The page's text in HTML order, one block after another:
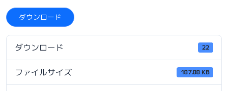
ダウンロード
ダウンロード 22
ファイルサイズ 187.88 KB